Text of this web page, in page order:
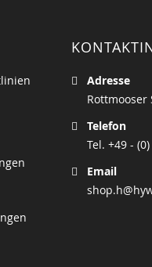
Adresse
Rottmooser
Telefon
Tel. +49 -
Email